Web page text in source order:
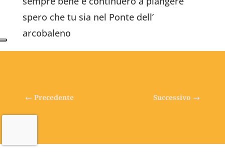
spero che tu sia nel Ponte dell’
arcobaleno
← Precedente Successivo →